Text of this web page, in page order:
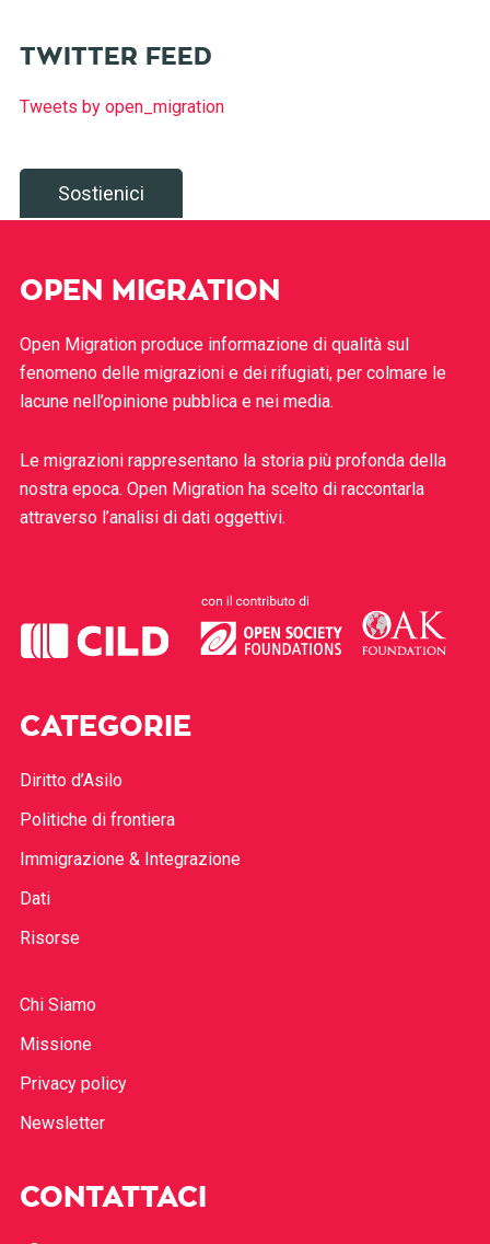
TWITTER FEED
Tweets by open_migration
Sostienici
OPEN MIGRATION
Open Migration produce informazione di qualità sul
fenomeno delle migrazioni e dei rifugiati, per colmare le
lacune nell’opinione pubblica e nei media.
Le migrazioni rappresentano la storia più profonda della
nostra epoca. Open Migration ha scelto di raccontarla
attraverso l’analisi di dati oggettivi.
CATEGORIE
Diritto d’Asilo
Politiche di frontiera
Immigrazione & Integrazione
Dati
Risorse
Chi Siamo
Missione
Privacy policy
Newsletter
CONTATTACI